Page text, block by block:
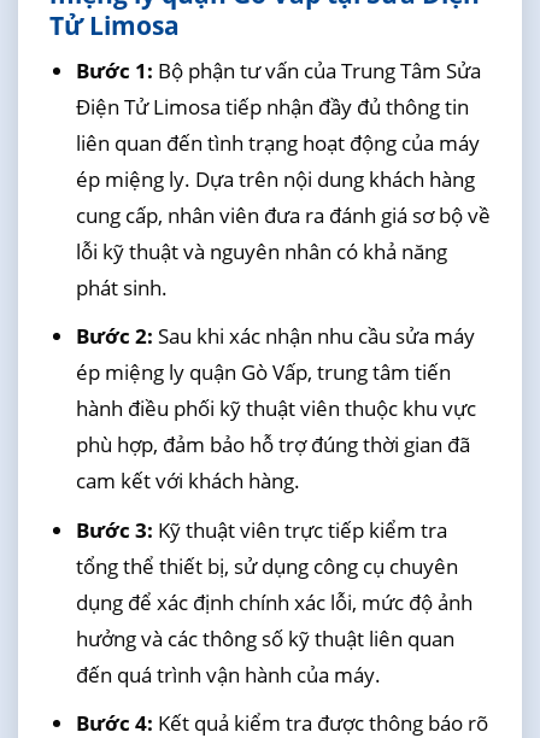
Tử Limosa
Bước 1: Bộ phận tư vấn của Trung Tâm Sửa
Điện Tử Limosa tiếp nhận đầy đủ thông tin
liên quan đến tình trạng hoạt động của máy
ép miệng ly. Dựa trên nội dung khách hàng
cung cấp, nhân viên đưa ra đánh giá sơ bộ về
lỗi kỹ thuật và nguyên nhân có khả năng
phát sinh.
Bước 2: Sau khi xác nhận nhu cầu sửa máy
ép miệng ly quận Gò Vấp, trung tâm tiến
hành điều phối kỹ thuật viên thuộc khu vực
phù hợp, đảm bảo hỗ trợ đúng thời gian đã
cam kết với khách hàng.
Bước 3: Kỹ thuật viên trực tiếp kiểm tra
tổng thể thiết bị, sử dụng công cụ chuyên
dụng để xác định chính xác lỗi, mức độ ảnh
hưởng và các thông số kỹ thuật liên quan
đến quá trình vận hành của máy.
Bước 4: Kết quả kiểm tra được thông báo rõ